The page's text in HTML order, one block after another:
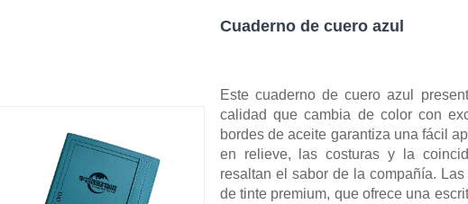
Cuaderno de cuero azul
Este cuaderno de cuero azul
calidad que cambia de color con
bordes de aceite garantiza una fácil
en relieve, las costuras y la
resaltan el sabor de la compañía.
de tinte premium, que ofrece una